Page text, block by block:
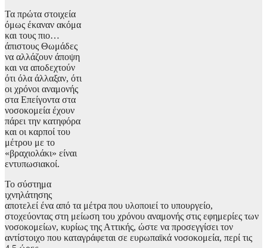
Τα πρώτα στοιχεία
όμως έκαναν ακόμα
και τους πιο…
άπιστους Θωμάδες
να αλλάζουν άποψη
και να αποδεχτούν
ότι όλα άλλαξαν, ότι
οι χρόνοι αναμονής
στα Επείγοντα στα
νοσοκομεία έχουν
πάρει την κατηφόρα
και οι καρποί του
μέτρου με το
«βραχιολάκι» είναι
εντυπωσιακοί.
Το σύστημα
ιχνηλάτησης
αποτελεί ένα από τα μέτρα που υλοποιεί το υπουργείο,
στοχεύοντας στη μείωση του χρόνου αναμονής στις εφημερίες των
νοσοκομείων, κυρίως της Αττικής, ώστε να προσεγγίσει τον
αντίστοιχο που καταγράφεται σε ευρωπαϊκά νοσοκομεία, περί τις